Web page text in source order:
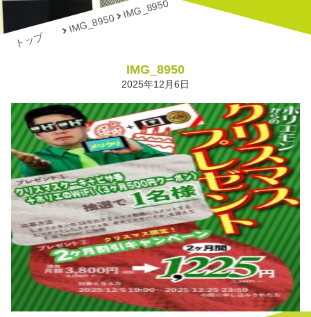
トップ
IMG_8950
IMG_8950
IMG_8950
2025年12月6日